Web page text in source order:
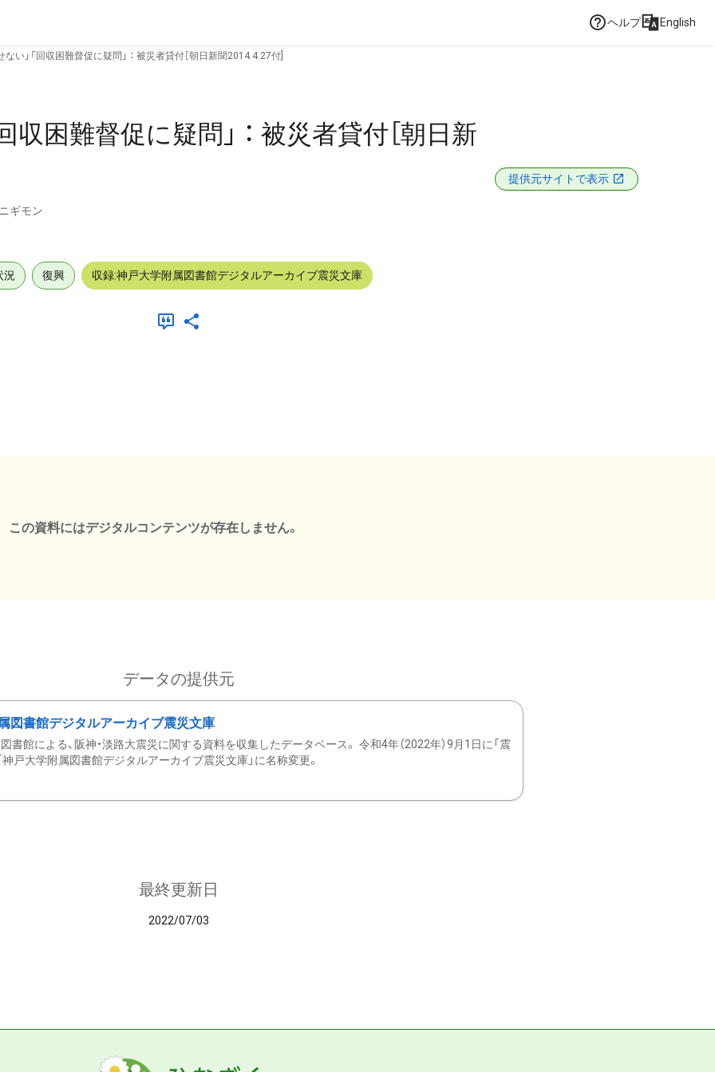
ヘルプ English
ない」「回収困難督促に疑問」 ： 被災者貸付［朝日新聞2014.4.27付]
収困難督促に疑問」 ： 被災者貸付［朝日新
ギモン
提供元サイトで表示
況 復興 収録:神戸大学附属図書館デジタルアーカイブ震災文庫
この資料にはデジタルコンテンツが存在しません。
データの提供元
図書館デジタルアーカイブ震災文庫
書館による、阪神・淡路大震災に関する資料を収集したデータベース。 令和4年（2022年）9月1日に「震
神戸大学附属図書館デジタルアーカイブ震災文庫」に名称変更。
最終更新日
2022/07/03